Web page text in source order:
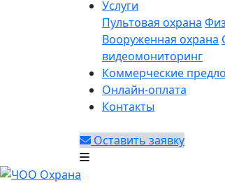
Услуги
Пультовая охрана
Вооруженная охрана
видеомониторинг
Коммерческие
Онлайн-оплата
Контакты
Оставить заявку